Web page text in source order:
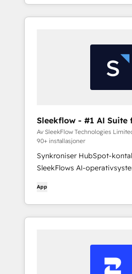
Sleekflow - #1 AI Suite
Driving Conversations
Av SleekFlow Technologies
90+ installasjoner
Synkroniser HubSpot-
SleekFlows AI-
Instagram, SMS, e-post og
sted. La AI-agenter styre
mot inntekter.
App